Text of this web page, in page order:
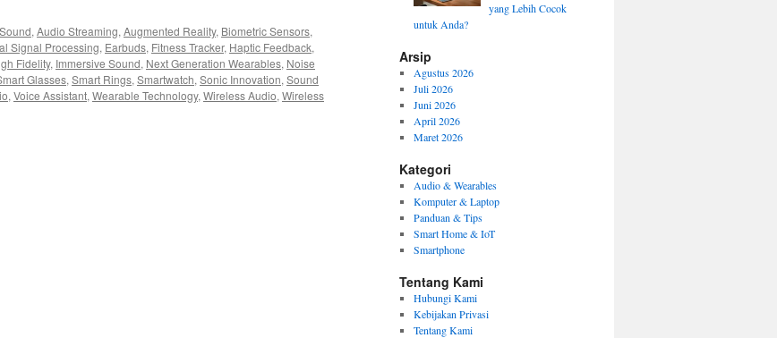
, Audio Streaming, Augmented Reality, Biometric Sensors,
Signal Processing, Earbuds, Fitness Tracker, Haptic Feedback,
Fidelity, Immersive Sound, Next Generation Wearables, Noise
Glasses, Smart Rings, Smartwatch, Sonic Innovation, Sound
, Voice Assistant, Wearable Technology, Wireless Audio, Wireless
yang Lebih Cocok
untuk Anda?
Arsip
Agustus 2026
Juli 2026
Juni 2026
April 2026
Maret 2026
Kategori
Audio & Wearables
Komputer & Laptop
Panduan & Tips
Smart Home & IoT
Smartphone
Tentang Kami
Hubungi Kami
Kebijakan Privasi
Tentang Kami